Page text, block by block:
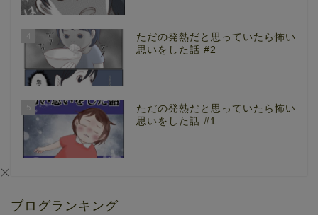
4
ただの発熱だと思っていたら怖い
思いをした話 #2
ただの発熱だと思っていたら怖い
思いをした話 #1
ブログランキング